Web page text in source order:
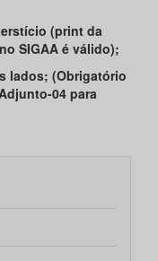
(print da
SIGAA é válido);
lados; (Obrigatório
04 para